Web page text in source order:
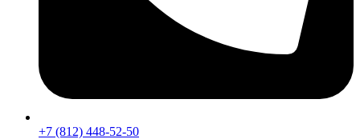
+7 (812) 448-52-50